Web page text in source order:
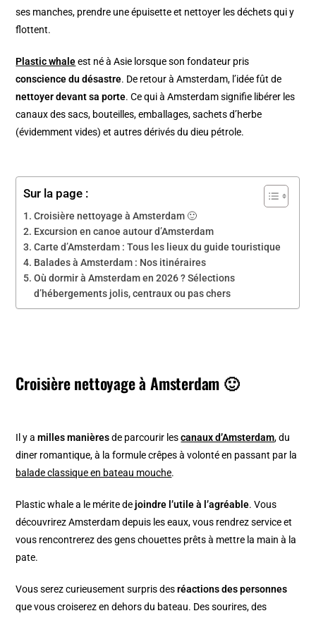
ses manches, prendre une épuisette et nettoyer les déchets qui y
flottent.
Plastic whaleest né à Asie lorsque son fondateur pris
conscience du désastre. De retour à Amsterdam, l’idée fût de
nettoyer devant sa porte. Ce qui à Amsterdam signifie libérer les
canaux des sacs, bouteilles, emballages, sachets d’herbe
(évidemment vides) et autres dérivés du dieu pétrole.
Sur la page :
Croisière nettoyage à Amsterdam 🙂
Excursion en canoe autour d’Amsterdam
Carte d’Amsterdam : Tous les lieux du guide touristique
Balades à Amsterdam : Nos itinéraires
Où dormir à Amsterdam en 2026 ? Sélections
d’hébergements jolis, centraux ou pas chers
Croisière nettoyage à Amsterdam 🙂
Il y amilles manièresde parcourir lescanaux d’Amsterdam, du
diner romantique, à la formule crêpes à volonté en passant par la
balade classique en bateau mouche.
Plastic whale a le mérite dejoindre l’utile à l’agréable. Vous
découvrirez Amsterdam depuis les eaux, vous rendrez service et
vous rencontrerez des gens chouettes prêts à mettre la main à la
pate.
Vous serez curieusement surpris desréactions des personnes
que vous croiserez en dehors du bateau. Des sourires, des